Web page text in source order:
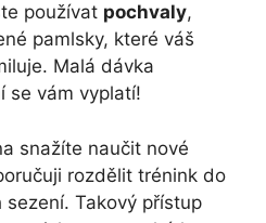
používat pochvaly,
pamlsky, které váš
Malá dávka
se vám vyplatí!
snažíte naučit nové
rozdělit trénink do
Takový přístup